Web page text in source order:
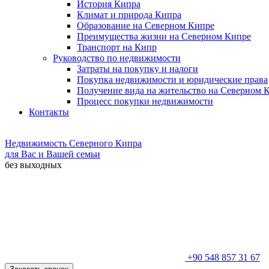
История Кипра
Климат и природа Кипра
Образование на Северном Кипре
Преимущества жизни на Северном Кипре
Транспорт на Кипр
Руководство по недвижимости
Затраты на покупку и налоги
Покупка недвижимости и юридические права
Получение вида на жительство на Северном
Процесс покупки недвижимости
Контакты
Недвижимость Северного Кипра
для Вас и Вашей семьи
без выходных
+90 548 857 31 67